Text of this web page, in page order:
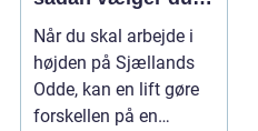
den rigtige løsning
Når du skal arbejde i
højden på Sjællands
Odde, kan en lift gøre
forskellen på en